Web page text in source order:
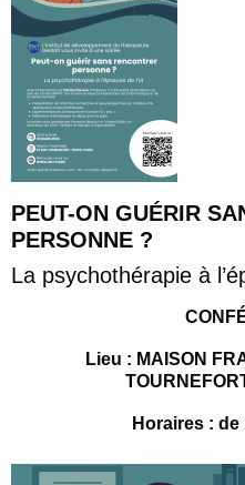
PEUT-ON GUÉRIR
PERSONNE ?
La psychothérapie à
Lieu : MAISON
Horaires : de